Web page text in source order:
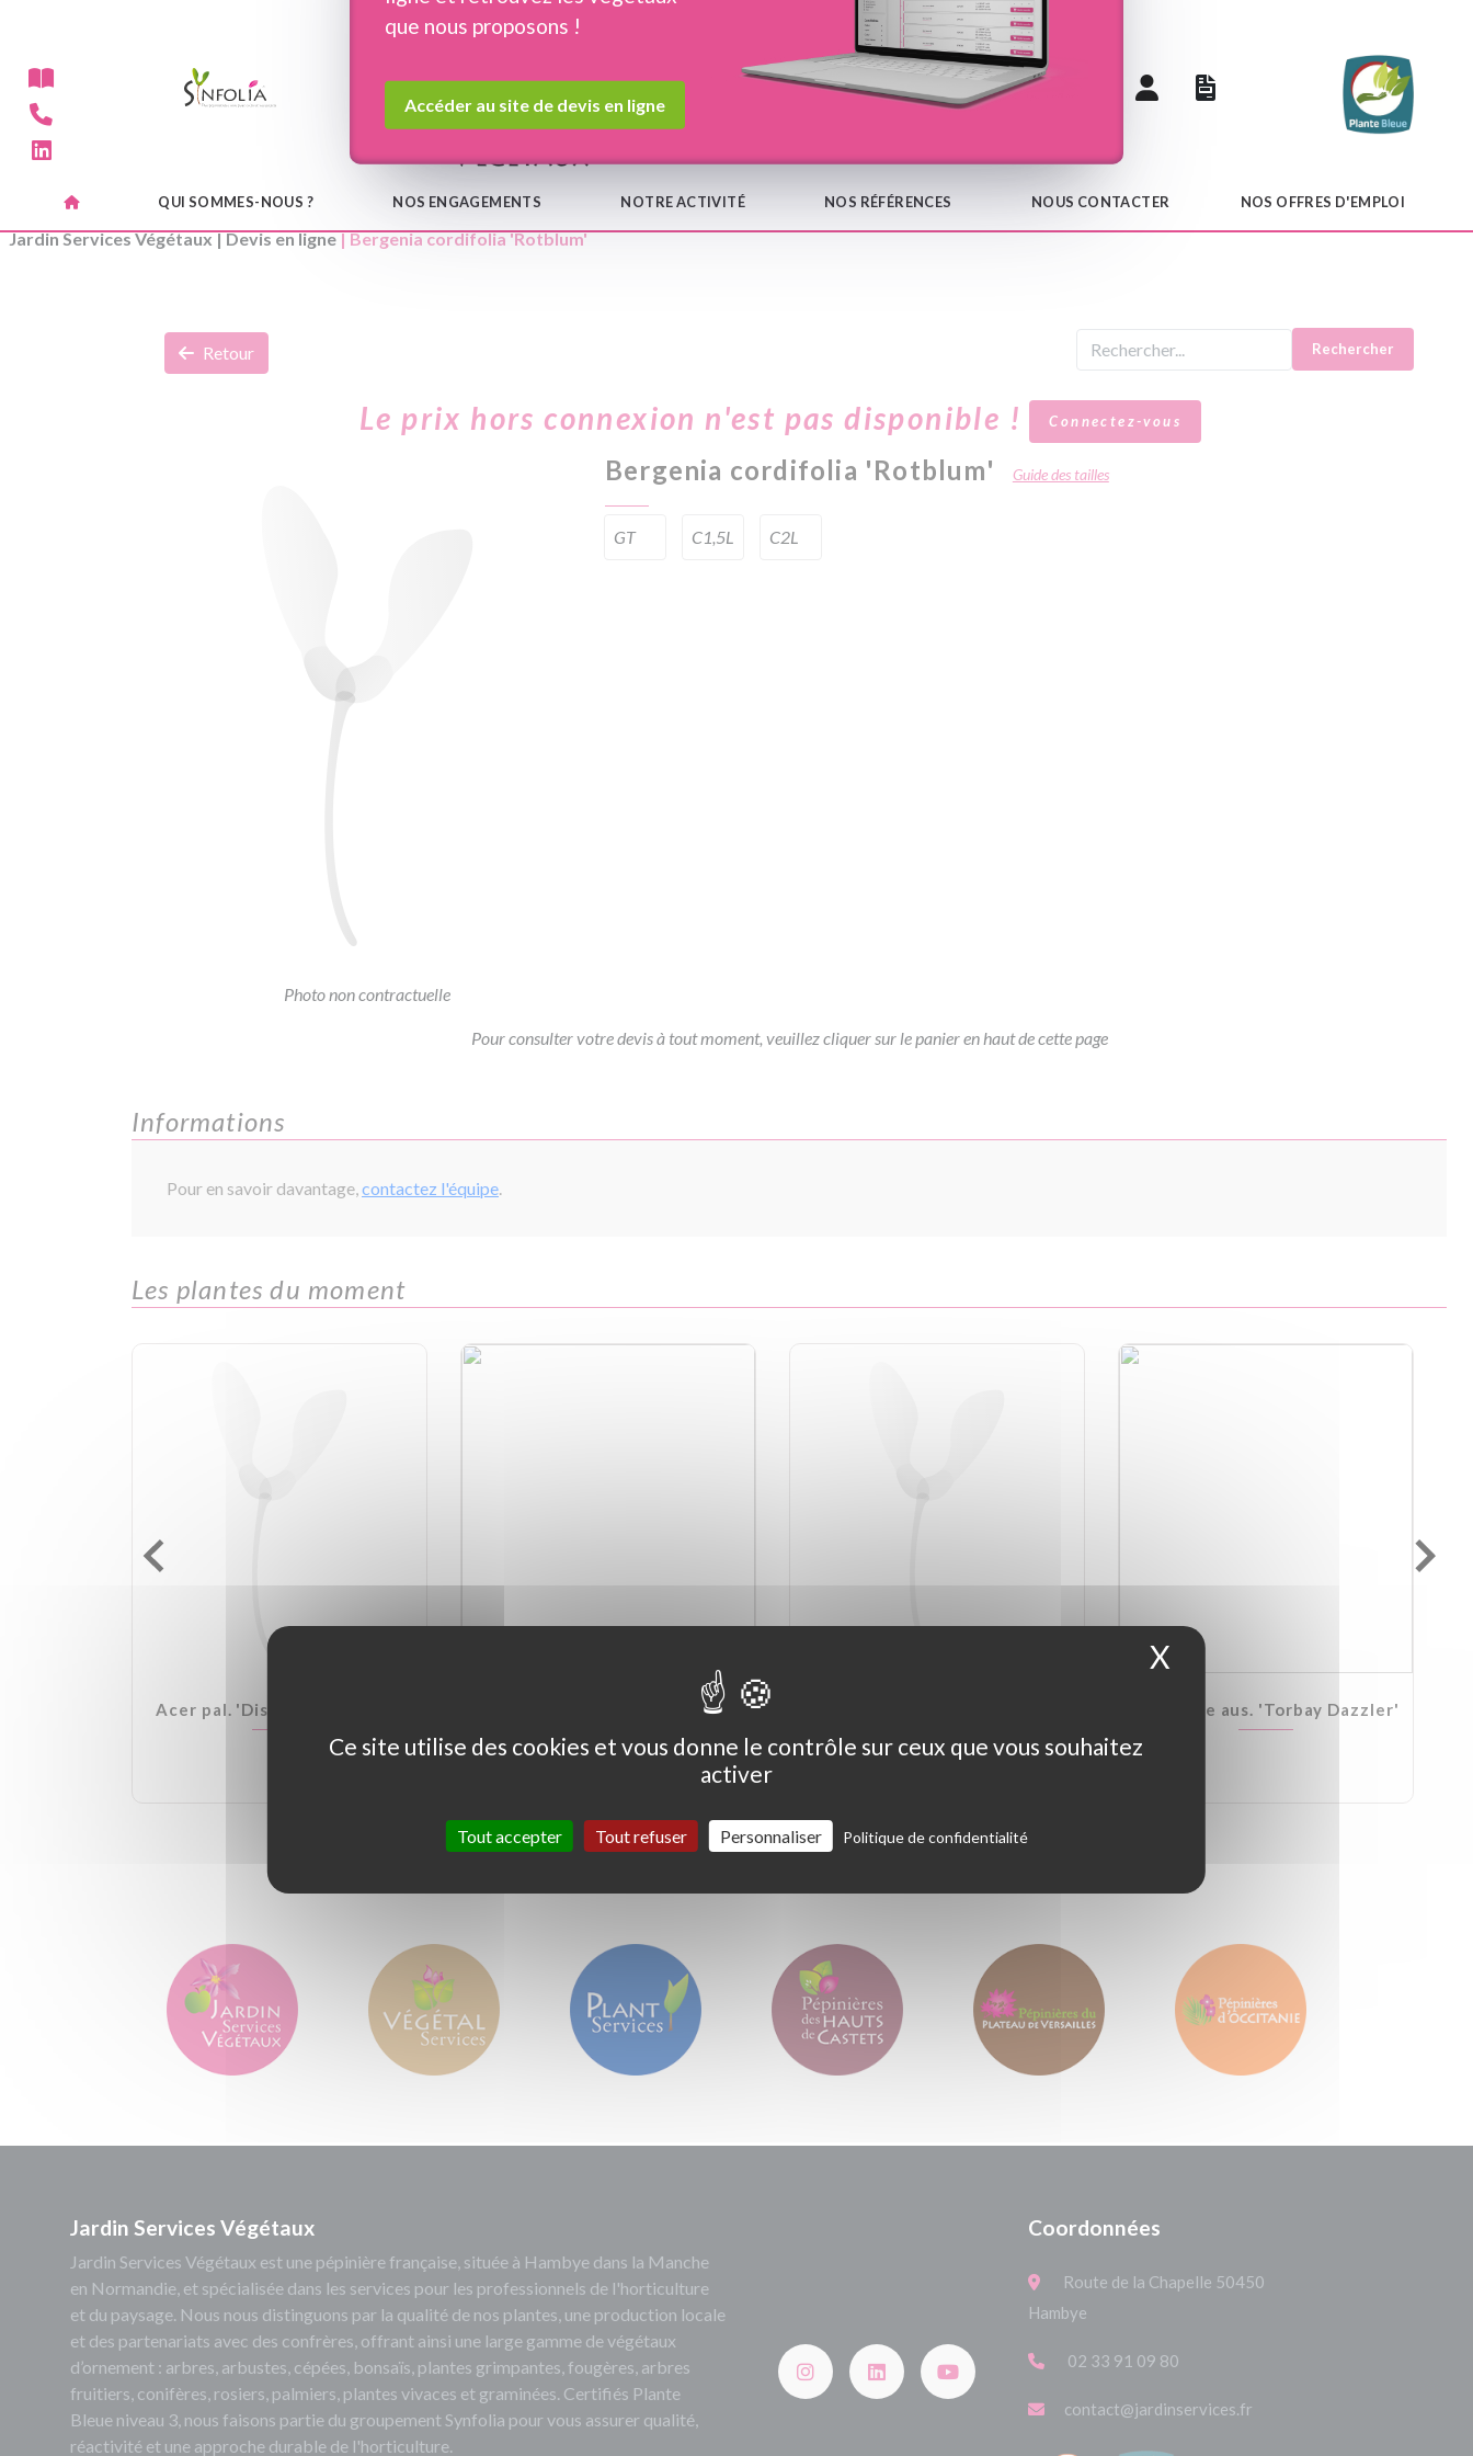
Devis en ligne Notre catalogue
QUI SOMMES-NOUS ? NOS ENGAGEMENTS NOTRE ACTIVITÉ NOS RÉFÉRENCES NOUS CONTACTER NOS OFFRES D'EMPLOI
que nous proposons !
Accéder au site de devis en ligne
Jardin Services Végétaux|Devis en ligne| Bergenia cordifolia 'Rotblum'
Retour Rechercher
Le prix hors connexion n'est pas disponible ! Connectez-vous
Photo non contractuelle
Bergenia cordifolia 'Rotblum' Guide des tailles
GT C1,5L C2L
Pour consulter votre devis à tout moment, veuillez cliquer sur le panier en haut de cette page
Informations
Pour en savoir davantage,contactez l'équipe.
Les plantes du moment
Acer pal. 'Dissectum Garnet' Ceanothus thyrs. 'Skylark' Cordyline aus. 'Torbay Dazzler'
Jardin Services Végétaux
Jardin Services Végétaux est une pépinière française, située à Hambye dans la Manche
en Normandie, et spécialisée dans les services pour les professionnels de l'horticulture
et du paysage. Nous nous distinguons par la qualité de nos plantes, une production locale
et des partenariats avec des confrères, offrant ainsi une large gamme de végétaux
d’ornement : arbres, arbustes, cépées, bonsaïs, plantes grimpantes, fougères, arbres
fruitiers, conifères, rosiers, palmiers, plantes vivaces et graminées. Certifiés Plante
Bleue niveau 3, nous faisons partie du groupement Synfolia pour vous assurer qualité,
réactivité et une approche durable de l'horticulture.
Coordonnées
Route de la Chapelle 50450
Hambye
02 33 91 09 80
contact@jardinservices.fr
Ce site utilise des cookies et vous donne le contrôle sur ceux que vous souhaitez
activer
Tout accepter Tout refuser Personnaliser Politique de confidentialité
X Masquer le bandeau